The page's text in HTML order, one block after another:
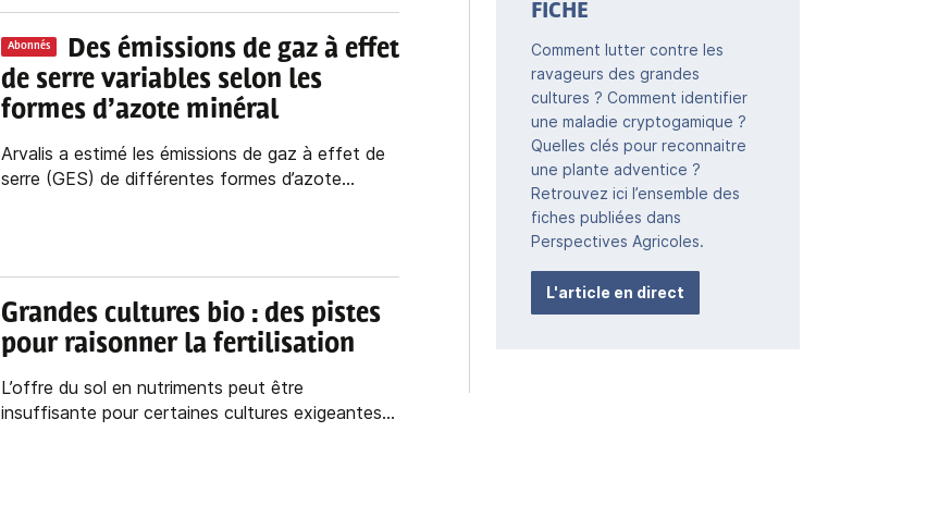
Abonnés
Des émissions de gaz à effet
de serre variables selon les
formes d’azote minéral
Arvalis a estimé les émissions de gaz à effet de
serre (GES) de différentes formes d’azote...
Grandes cultures bio : des pistes
pour raisonner la fertilisation
L’offre du sol en nutriments peut être
insuffisante pour certaines cultures exigeantes...
FICHE
Comment lutter contre les
ravageurs des grandes
cultures ? Comment identifier
une maladie cryptogamique ?
Quelles clés pour reconnaitre
une plante adventice ?
Retrouvez ici l’ensemble des
fiches publiées dans
Perspectives Agricoles.
L'article en direct